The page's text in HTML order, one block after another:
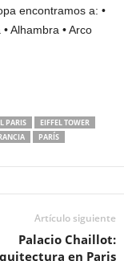
encontramos a: •
Alhambra • Arco
PARIS
EIFFEL TOWER
PARÍS
Artículo siguiente
Palacio Chaillot:
en Paris